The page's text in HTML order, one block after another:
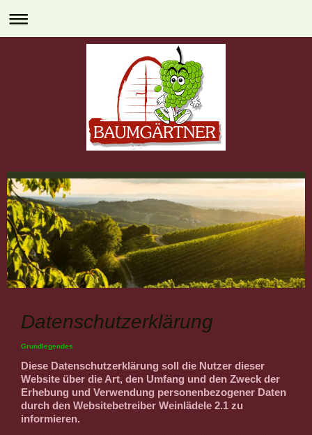
Datenschutzerklärung
Grundlegendes
Diese Datenschutzerklärung soll die Nutzer dieser
Website über die Art, den Umfang und den Zweck der
Erhebung und Verwendung personenbezogener Daten
durch den Websitebetreiber Weinlädele 2.1 zu
informieren.